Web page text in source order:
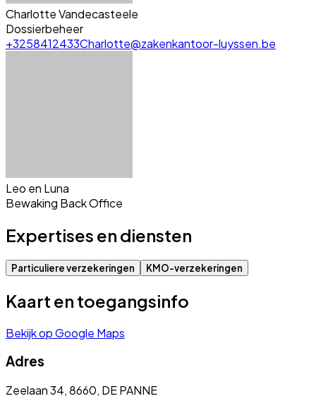
Charlotte Vandecasteele
Dossierbeheer
+3258412433Charlotte@zakenkantoor-luyssen.be
Leo en Luna
Bewaking Back Office
Expertises en diensten
Particuliere verzekeringen KMO-verzekeringen
Kaart en toegangsinfo
Bekijk op Google Maps
Adres
Zeelaan 34, 8660, DE PANNE